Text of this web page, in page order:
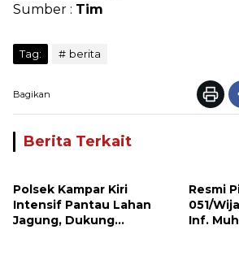
Sumber : Tim
Tag: berita
Bagikan
Berita Terkait
Polsek Kampar Kiri
Intensif Pantau Lahan
Jagung, Dukung
Resmi
051/
Inf.